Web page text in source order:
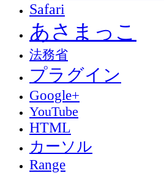
Safari
あさまっこ
法務省
プラグイン
Google+
YouTube
HTML
カーソル
Range